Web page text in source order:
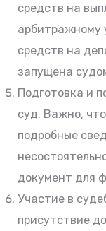
средств на
арбитражному
средств на
запущена
Подготовка и
суд. Важно,
подробные
документ для
Участие в
присутствие